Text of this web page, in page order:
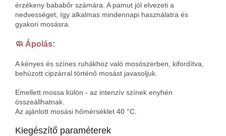
érzékeny bababőr számára. A pamut jól elvezeti a
nedvességet, így alkalmas mindennapi használatra és
gyakori mosásra.
🧼 Ápolás:
A kényes és színes ruhákhoz való mosószerben, kifordítva,
behúzott cipzárral történő mosást javasoljuk.
Emellett mossa külön - az intenzív színek enyhén
összeállhatnak.
Az ajánlott mosási hőmérséklet 40 °C.
Kiegészítő paraméterek